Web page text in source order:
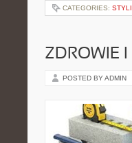
CATEGORIES:
ZDROWIE
POSTED BY ADMIN